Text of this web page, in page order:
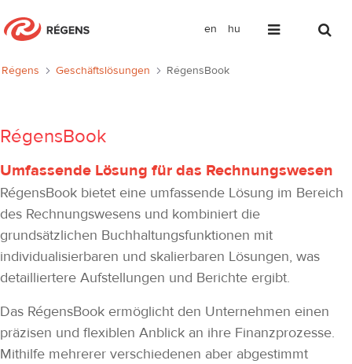
en hu
RégensBook
Régens Geschäftslösungen RégensBook
RégensBook
Umfassende Lösung für das Rechnungswesen
RégensBook bietet eine umfassende Lösung im Bereich
des Rechnungswesens und kombiniert die
grundsätzlichen Buchhaltungsfunktionen mit
individualisierbaren und skalierbaren Lösungen, was
detailliertere Aufstellungen und Berichte ergibt.
Das RégensBook ermöglicht den Unternehmen einen
präzisen und flexiblen Anblick an ihre Finanzprozesse.
Mithilfe mehrerer verschiedenen aber abgestimmt